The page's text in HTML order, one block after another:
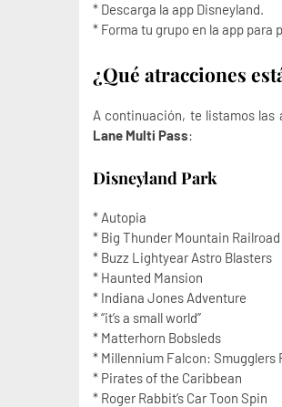
* Descarga la app Disneyland.
* Forma tu grupo en la app para
¿Qué atracciones
A continuación, te listamos las
Lane Multi Pass:
Disneyland Park
* Autopia
* Big Thunder Mountain Railroad
* Buzz Lightyear Astro Blasters
* Haunted Mansion
* Indiana Jones Adventure
* “it’s a small world”
* Matterhorn Bobsleds
* Millennium Falcon: Smugglers
* Pirates of the Caribbean
* Roger Rabbit’s Car Toon Spin